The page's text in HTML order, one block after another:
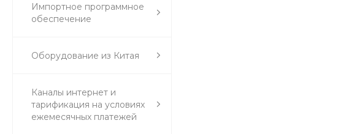
Импортное программное
обеспечение
Оборудование из Китая
Каналы интернет и
тарификация на условиях
ежемесячных платежей